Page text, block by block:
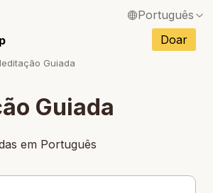
Português
Italiano / Italiano
Tiếng Việt / Vietnamita
Doar
Guiada
Guiada
em Português